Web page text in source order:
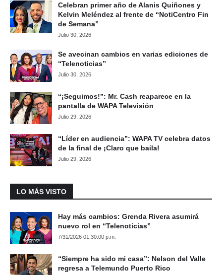
Celebran primer año de Alanis Quiñones y
Kelvin Meléndez al frente de “NotiCentro Fin
de Semana”
Julio 30, 2026
Se avecinan cambios en varias ediciones de
“Telenoticias”
Julio 30, 2026
“¡Seguimos!”: Mr. Cash reaparece en la
pantalla de WAPA Televisión
Julio 29, 2026
“Líder en audiencia”: WAPA TV celebra datos
de la final de ¡Claro que baila!
Julio 29, 2026
LO MÁS VISTO
Hay más cambios: Grenda Rivera asumirá
nuevo rol en “Telenoticias”
7/31/2026 01:30:00 p.m.
“Siempre ha sido mi casa”: Nelson del Valle
regresa a Telemundo Puerto Rico